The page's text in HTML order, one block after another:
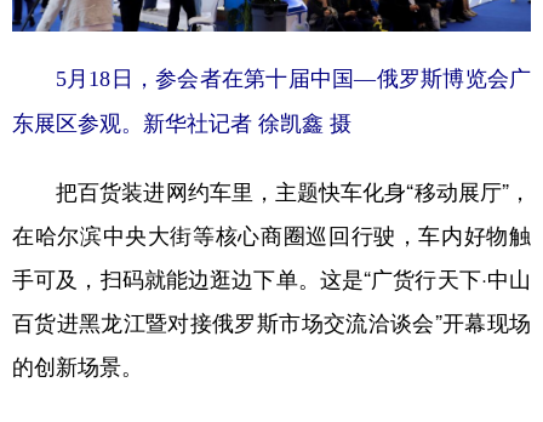
5月18日，参会者在第十届中国—俄罗斯博览会广
东展区参观。新华社记者 徐凯鑫 摄
把百货装进网约车里，主题快车化身“移动展厅”，
在哈尔滨中央大街等核心商圈巡回行驶，车内好物触
手可及，扫码就能边逛边下单。这是“广货行天下·中山
百货进黑龙江暨对接俄罗斯市场交流洽谈会”开幕现场
的创新场景。